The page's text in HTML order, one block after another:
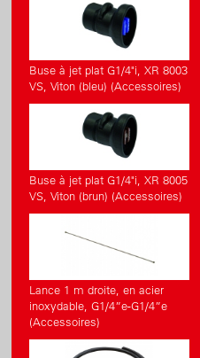
Buse à jet plat G1/4"i, XR 8003
VS, Viton (bleu) (Accessoires)
Buse à jet plat G1/4"i, XR 8005
VS, Viton (brun) (Accessoires)
Lance 1 m droite, en acier
inoxydable, G1/4”e-G1/4”e
(Accessoires)